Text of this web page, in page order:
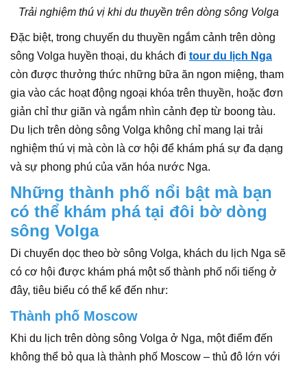
Trải nghiệm thú vị khi du thuyền trên dòng sông Volga
Đặc biệt, trong chuyến du thuyền ngắm cảnh trên dòng
sông Volga huyền thoại, du khách đi tour du lịch Nga
còn được thưởng thức những bữa ăn ngon miệng, tham
gia vào các hoạt động ngoại khóa trên thuyền, hoặc đơn
giản chỉ thư giãn và ngắm nhìn cảnh đẹp từ boong tàu.
Du lịch trên dòng sông Volga không chỉ mang lại trải
nghiệm thú vị mà còn là cơ hội để khám phá sự đa dạng
và sự phong phú của văn hóa nước Nga.
Những thành phố nổi bật mà bạn
có thể khám phá tại đôi bờ dòng
sông Volga
Di chuyển dọc theo bờ sông Volga, khách du lịch Nga sẽ
có cơ hội được khám phá một số thành phố nổi tiếng ở
đây, tiêu biểu có thể kể đến như:
Thành phố Moscow
Khi du lịch trên dòng sông Volga ở Nga, một điểm đến
không thể bỏ qua là thành phố Moscow – thủ đô lớn với